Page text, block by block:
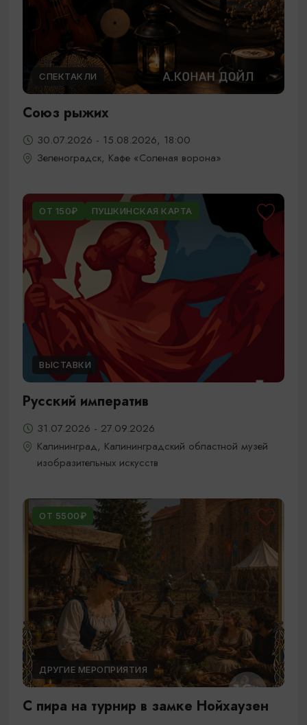
СПЕКТАКЛИ
Союз рыжих
30.07.2026 - 15.08.2026, 18:00
Зеленоградск, Кафе «Соленая ворона»
ОТ 150₽ ПУШКИНСКАЯ КАРТА
ВЫСТАВКИ
Русский императив
31.07.2026 - 27.09.2026
Калининград, Калининградский областной музей
изобразительных искусств
ОТ 5500₽
ДРУГИЕ МЕРОПРИЯТИЯ
С пира на турнир в замке Нойхаузен